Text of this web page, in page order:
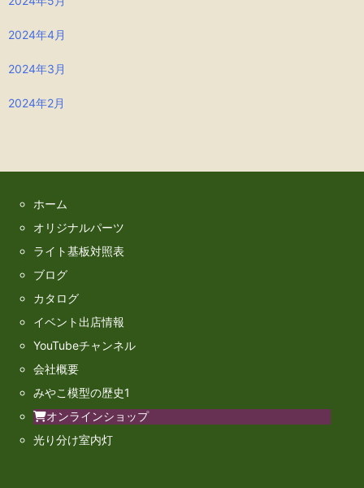
2024年4月
2024年3月
2024年2月
ホーム
オリジナルパーツ
ライト基板対照表
ブログ
カタログ
イベント出店情報
YouTubeチャンネル
会社概要
みやこ模型の歴史1
オンラインショップ
光り分け室内灯